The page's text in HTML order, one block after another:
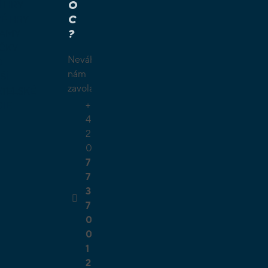
O
C
?
Neváhejte
nám
zavolat.
+
4
2
0
7
7
3
7
0
0
1
2